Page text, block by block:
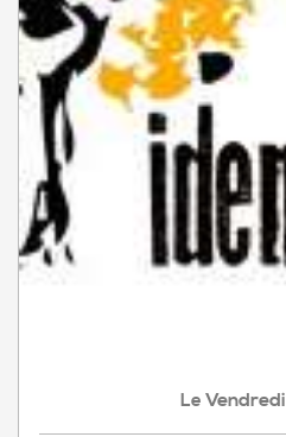
Le Vendredi